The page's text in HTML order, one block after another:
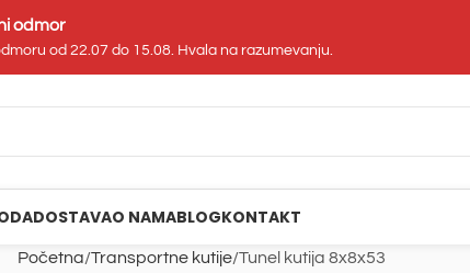
odmor
od 22.07 do 15.08. Hvala na razumevanju.
DOSTAVAO NAMABLOGKONTAKT
Početna Transportne kutije Tunel kutija 8x8x53